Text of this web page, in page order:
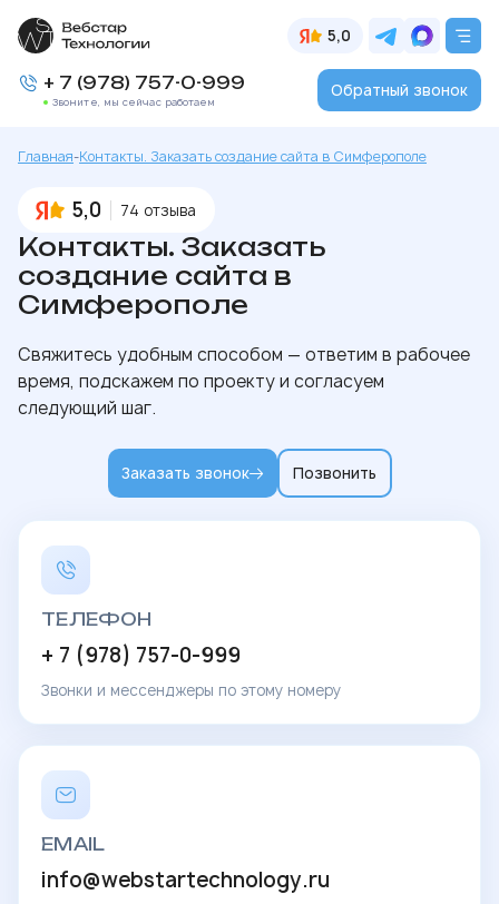
5,0
+ 7 (978) 757-0-999
Звоните, мы сейчас работаем
Обратный звонок
Главная-Контакты. Заказать создание сайта в Симферополе
5,0 74 отзыва
Контакты. Заказать
создание сайта в
Симферополе
Свяжитесь удобным способом — ответим в рабочее
время, подскажем по проекту и согласуем
следующий шаг.
Заказать звонок Позвонить
ТЕЛЕФОН
+ 7 (978) 757-0-999
Звонки и мессенджеры по этому номеру
EMAIL
info@webstartechnology.ru